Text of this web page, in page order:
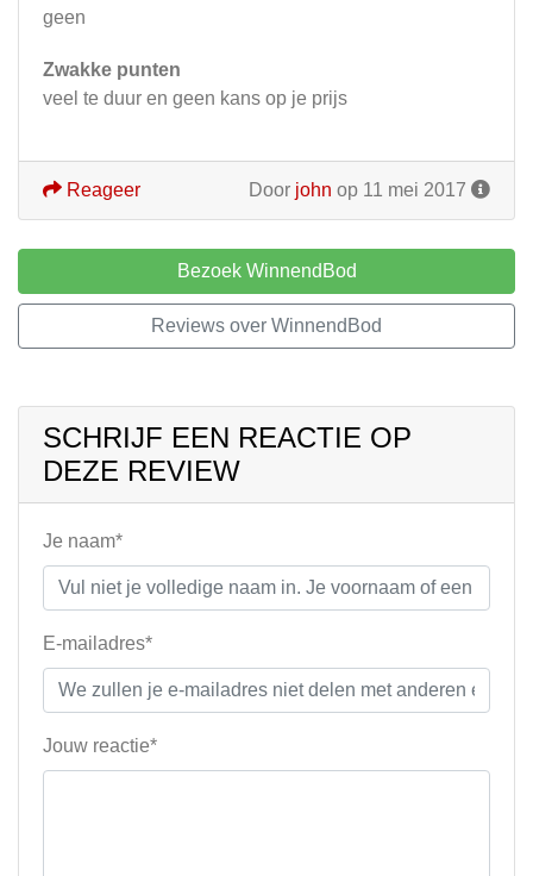
geen
Zwakke punten
veel te duur en geen kans op je prijs
Door john op 11 mei 2017
Reageer
Bezoek WinnendBod
Reviews over WinnendBod
SCHRIJF EEN REACTIE OP
DEZE REVIEW
Je naam*
E-mailadres*
Jouw reactie*